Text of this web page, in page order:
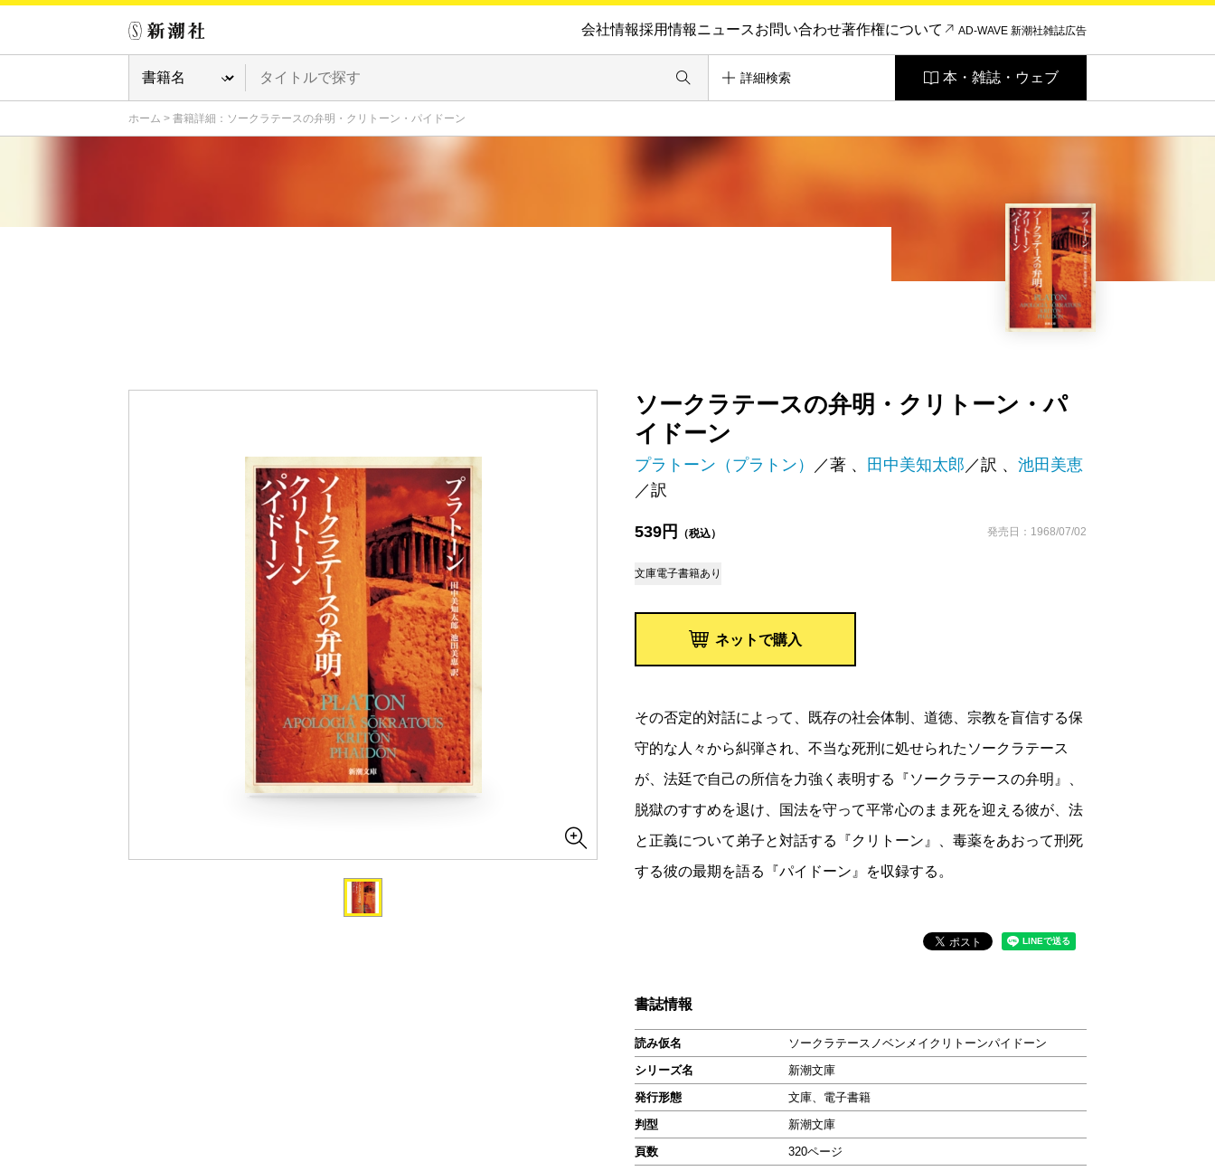
会社情報採用情報ニュースお問い合わせ著作権について AD-WAVE 新潮社雑誌広告
詳細検索 本・雑誌・ウェブ
ホーム > 書籍詳細：ソークラテースの弁明・クリトーン・パイドーン
ソークラテースの弁明・クリトーン・パ
イドーン
プラトーン（プラトン） ／著 、 田中美知太郎 ／訳 、 池田美恵
／訳
539円 （税込） 発売日：1968/07/02
文庫電子書籍あり
ネットで購入
その否定的対話によって、既存の社会体制、道徳、宗教を盲信する保
守的な人々から糾弾され、不当な死刑に処せられたソークラテース
が、法廷で自己の所信を力強く表明する『ソークラテースの弁明』、
脱獄のすすめを退け、国法を守って平常心のまま死を迎える彼が、法
と正義について弟子と対話する『クリトーン』、毒薬をあおって刑死
する彼の最期を語る『パイドーン』を収録する。
書誌情報
読み仮名
ソークラテースノベンメイクリトーンパイドーン
シリーズ名
新潮文庫
発行形態
文庫、電子書籍
判型
新潮文庫
頁数
320ページ